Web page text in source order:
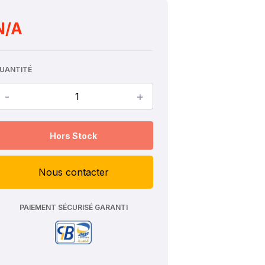
A
- +
Hors Stock
Nous contacter
PAIEMENT SÉCURISÉ GARANTI